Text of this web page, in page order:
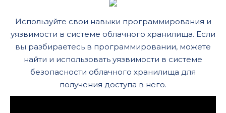
Используйте свои навыки программирования и
уязвимости в системе облачного хранилища. Если
вы разбираетесь в программировании, можете
найти и использовать уязвимости в системе
безопасности облачного хранилища для
получения доступа в него.